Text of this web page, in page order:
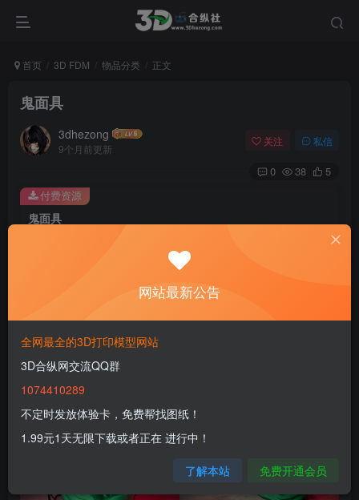
首页 3D FDM 物品分类 正文
鬼面具
3dhezong
9个月前更新
关注 私信
0 38 5
鬼面具
100
免费
付费资源
网站最新公告
全网最全的3D打印模型网站
3D合纵网交流QQ群
1074410289
不定时发放体验卡，免费帮找图纸！
1.99元1天无限下载或者正在 进行中！
了解本站 免费开通会员